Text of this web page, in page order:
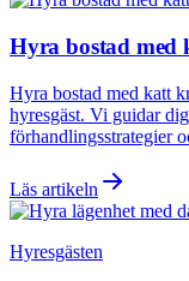
Hyra bostad med
Hyra bostad med katt
hyresgäst. Vi guidar
förhandlingsstrategier
Läs artikeln
Hyresgästen